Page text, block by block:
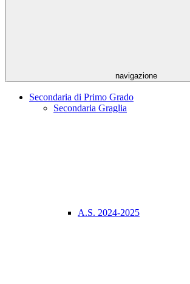
navigazione
Secondaria di Primo Grado
Secondaria Graglia
A.S. 2024-2025